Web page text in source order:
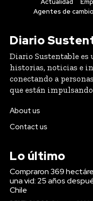
Diario Sustentable
que están
About us
Contact us
Lo último
Compraron 369
una vid: 25 años
DESTACADOS 8 Agosto, 2026
Seis kilómetros de
plan para reactivar el
DESTACADOS